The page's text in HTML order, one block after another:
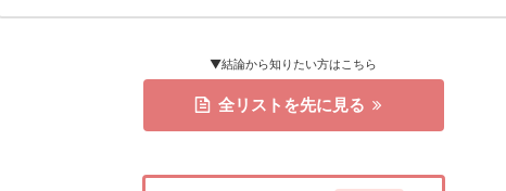
▼結論から知りたい方はこちら
全リストを先に見る